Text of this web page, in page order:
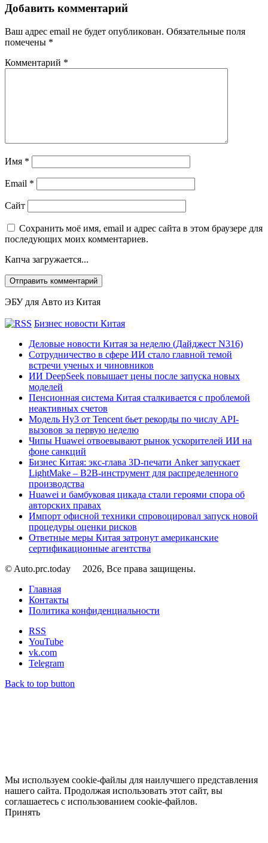
Добавить комментарий
Ваш адрес email не будет опубликован. Обязательные поля
помечены *
Комментарий *
Имя *
Email *
Сайт
Сохранить моё имя, email и адрес сайта в этом браузере для
последующих моих комментариев.
Капча загружается...
ЭБУ для Авто из Китая
Бизнес новости Китая
Деловые новости Китая за неделю (Дайджест N316)
Сотрудничество в сфере ИИ стало главной темой
встречи ученых и чиновников
ИИ DeepSeek повышает цены после запуска новых
моделей
Пенсионная система Китая сталкивается с проблемой
неактивных счетов
Модель Hy3 от Tencent бьет рекорды по числу API-
вызовов за первую неделю
Чипы Huawei отвоевывают рынок ускорителей ИИ на
фоне санкций
Бизнес Китая: экс-глава 3D-печати Anker запускает
LightMake – B2B-инструмент для распределенного
производства
Huawei и бамбуковая цикада стали героями спора об
авторских правах
Импорт офисной техники спровоцировал запуск новой
процедуры оценки рисков
Ответные меры Китая затронут американские
сертификационные агентства
© Auto.prc.today
2026, Все права защищены.
Главная
Контакты
Политика конфиденциальности
RSS
YouTube
vk.com
Telegram
Back to top button
Мы используем cookie-файлы для наилучшего представления
нашего сайта. Продолжая использовать этот сайт, вы
соглашаетесь с использованием cookie-файлов.
Принять